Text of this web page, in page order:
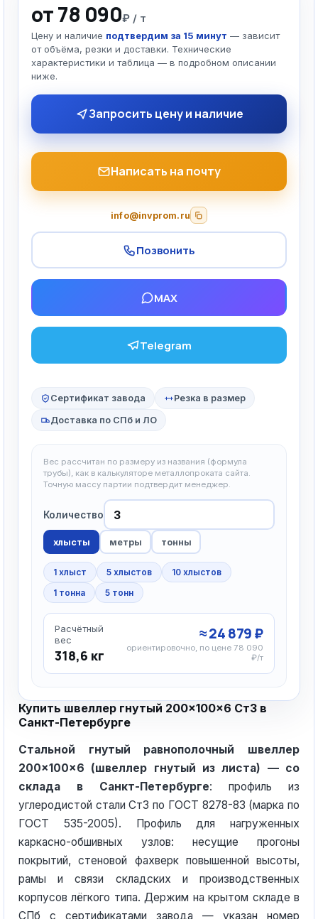
от 78 090₽ / т
Цену и наличие подтвердим за 15 минут — зависит
от объёма, резки и доставки. Технические
характеристики и таблица — в подробном описании
ниже.
Запросить цену и наличие
Написать на почту
info@invprom.ru
Позвонить
MAX
Telegram
Сертификат завода Резка в размер
Доставка по СПб и ЛО
Вес рассчитан по размеру из названия (формула
трубы), как в калькуляторе металлопроката сайта.
Точную массу партии подтвердит менеджер.
Количество
хлысты метры тонны
1 хлыст 5 хлыстов
10 хлыстов
1 тонна
5 тонн
Расчётный
вес
318,6 кг
≈ 24 879 ₽
ориентировочно, по цене 78 090
₽/т
Купить швеллер гнутый 200×100×6 Ст3 в
Санкт-Петербурге
Стальной гнутый равнополочный швеллер
200×100×6 (швеллер гнутый из листа) — со
склада в Санкт-Петербурге: профиль из
углеродистой стали Ст3 по ГОСТ 8278-83 (марка по
ГОСТ 535-2005). Профиль для нагруженных
каркасно-обшивных узлов: несущие прогоны
покрытий, стеновой фахверк повышенной высоты,
рамы и связи складских и производственных
корпусов лёгкого типа. Держим на крытом складе в
СПб с сертификатами завода — указан номер